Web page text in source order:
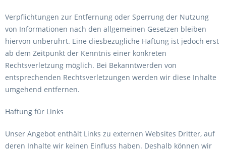
Verpflichtungen zur Entfernung oder Sperrung der Nutzung
von Informationen nach den allgemeinen Gesetzen bleiben
hiervon unberührt. Eine diesbezügliche Haftung ist jedoch erst
ab dem Zeitpunkt der Kenntnis einer konkreten
Rechtsverletzung möglich. Bei Bekanntwerden von
entsprechenden Rechtsverletzungen werden wir diese Inhalte
umgehend entfernen.
Haftung für Links
Unser Angebot enthält Links zu externen Websites Dritter, auf
deren Inhalte wir keinen Einfluss haben. Deshalb können wir